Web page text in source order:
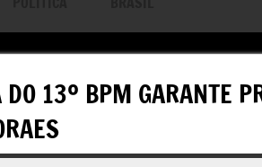
13º BPM GARANTE